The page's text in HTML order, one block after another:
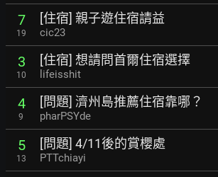
7
19
[住宿] 親子遊住宿請益
cic23
3
10
[住宿] 想請問首爾住宿選擇
lifeisshit
4
9
[問題] 濟州島推薦住宿靠哪？
pharPSYde
5
13
[問題] 4/11後的賞櫻處
PTTchiayi